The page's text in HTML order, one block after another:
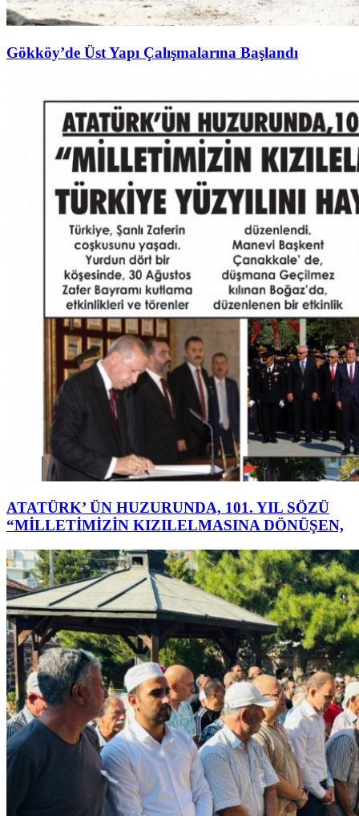
Gökköy’de Üst Yapı Çalışmalarına Başlandı
ATATÜRK’ ÜN HUZURUNDA, 101. YIL SÖZÜ
“MİLLETİMİZİN KIZILELMASINA DÖNÜŞEN,